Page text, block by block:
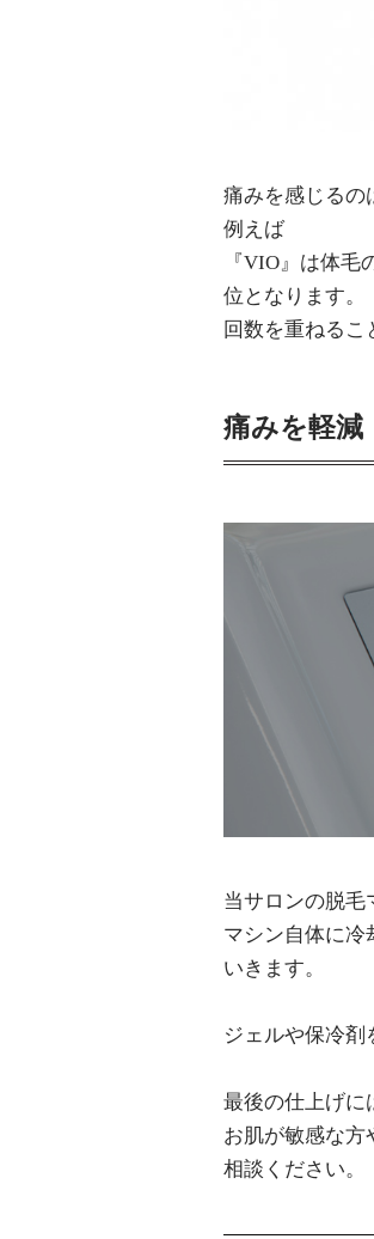
痛みを感じるの
例えば
『VIO』は体
位となります。
回数を重ねるこ
痛みを軽減
当サロンの脱毛
マシン自体に
いきます。
ジェルや保冷剤
最後の仕上げに
お肌が敏感な方
相談ください。